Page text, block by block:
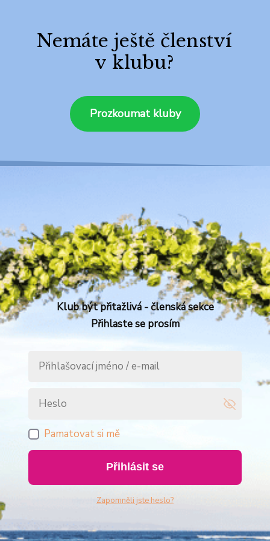
Nemáte ještě členství
v klubu?
Prozkoumat kluby
Klub být přitažlivá - členská sekce
Přihlaste se prosím
Pamatovat si mě
Přihlásit se
Zapomněli jste heslo?